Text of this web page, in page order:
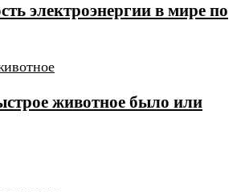
электроэнергии в мире по
животное было или